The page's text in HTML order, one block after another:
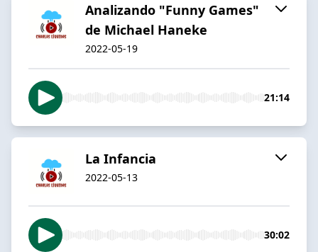
Analizando "Funny Games"
de Michael Haneke
2022-05-19
21:14
La Infancia
2022-05-13
30:02